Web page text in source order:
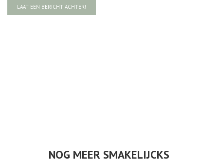
LAAT EEN BERICHT ACHTER!
NOG MEER SMAKELIJCKS